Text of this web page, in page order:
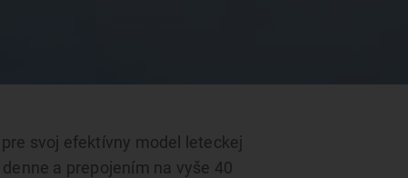
svoj efektívny model leteckej
a prepojením na vyše 40